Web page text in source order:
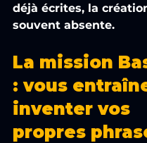
déjà écrites, la
souvent absente.
La mission
: vous
inventer vos
propres